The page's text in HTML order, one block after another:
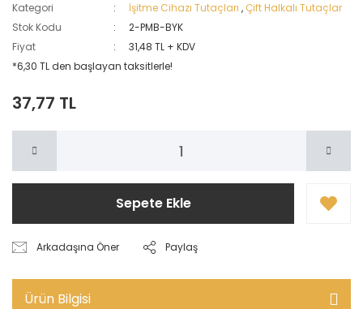
Kategori İşitme Cihazı Tutaçları , Çift Halkalı Tutaçlar
Stok Kodu
2-PMB-BYK
Fiyat
31,48 TL + KDV
*6,30 TL den başlayan taksitlerle!
37,77 TL
Sepete Ekle
Arkadaşına Öner Paylaş
Ürün Bilgisi